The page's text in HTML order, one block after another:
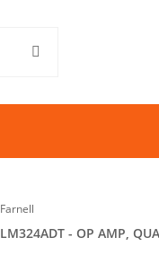
Farnell
LM324ADT - OP AMP,